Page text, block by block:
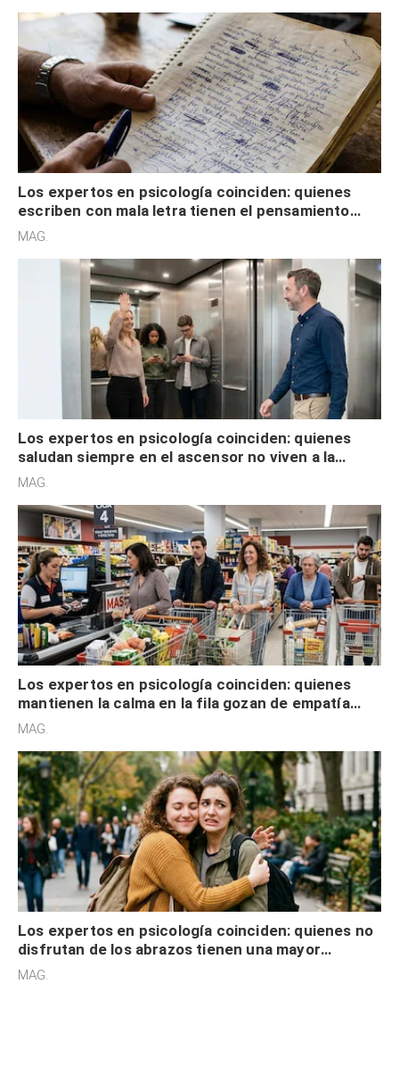
Los expertos en psicología coinciden: quienes
escriben con mala letra tienen el pensamiento
acelerado y no lo hacen por desinterés
MAG.
Los expertos en psicología coinciden: quienes
saludan siempre en el ascensor no viven a la
defensiva y tienen apertura social
MAG.
Los expertos en psicología coinciden: quienes
mantienen la calma en la fila gozan de empatía
cognitiva, gratitud y no solo tienen autocontrol
MAG.
Los expertos en psicología coinciden: quienes no
disfrutan de los abrazos tienen una mayor
sensibilidad a los estímulos físicos y no es por
MAG.